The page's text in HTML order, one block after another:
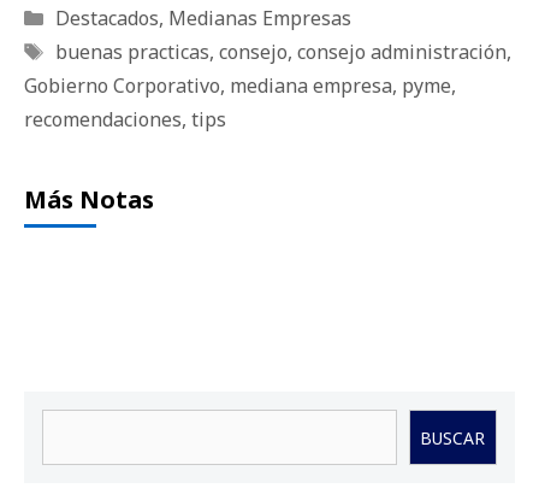
Categorías
Destacados, Medianas Empresas
Etiquetas
buenas practicas, consejo, consejo administración,
Gobierno Corporativo, mediana empresa, pyme,
recomendaciones, tips
Más Notas
BUSCAR